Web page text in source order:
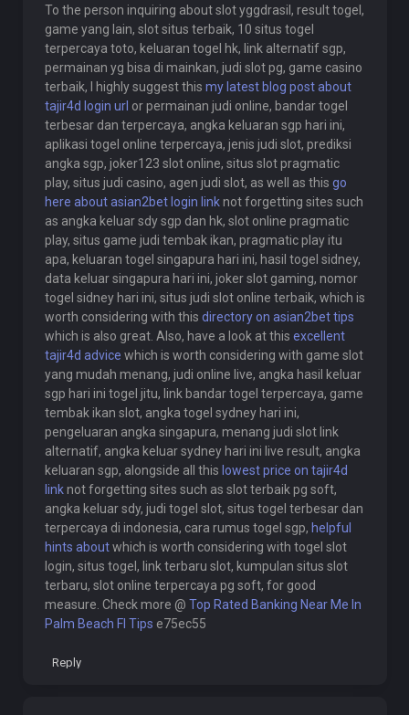
To the person inquiring about slot yggdrasil, result togel,
game yang lain, slot situs terbaik, 10 situs togel
terpercaya toto, keluaran togel hk, link alternatif sgp,
permainan yg bisa di mainkan, judi slot pg, game casino
terbaik, I highly suggest this my latest blog post about
tajir4d login url or permainan judi online, bandar togel
terbesar dan terpercaya, angka keluaran sgp hari ini,
aplikasi togel online terpercaya, jenis judi slot, prediksi
angka sgp, joker123 slot online, situs slot pragmatic
play, situs judi casino, agen judi slot, as well as this go
here about asian2bet login linknot forgetting sites such
as angka keluar sdy sgp dan hk, slot online pragmatic
play, situs game judi tembak ikan, pragmatic play itu
apa, keluaran togel singapura hari ini, hasil togel sidney,
data keluar singapura hari ini, joker slot gaming, nomor
togel sidney hari ini, situs judi slot online terbaik, which is
worth considering with this directory on asian2bet tips
which is also great. Also, have a look at this excellent
tajir4d advice which is worth considering with game slot
yang mudah menang, judi online live, angka hasil keluar
sgp hari ini togel jitu, link bandar togel terpercaya, game
tembak ikan slot, angka togel sydney hari ini,
pengeluaran angka singapura, menang judi slot link
alternatif, angka keluar sydney hari ini live result, angka
keluaran sgp, alongside all this lowest price on tajir4d
linknot forgetting sites such as slot terbaik pg soft,
angka keluar sdy, judi togel slot, situs togel terbesar dan
terpercaya di indonesia, cara rumus togel sgp, helpful
hints aboutwhich is worth considering with togel slot
login, situs togel, link terbaru slot, kumpulan situs slot
terbaru, slot online terpercaya pg soft, for good
measure. Check more @ Top Rated Banking Near Me In
Palm Beach Fl Tips e75ec55
Reply